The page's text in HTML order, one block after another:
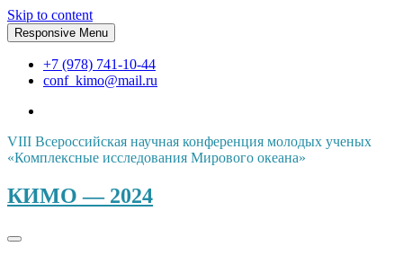
Skip to content
Responsive Menu
+7 (978) 741-10-44
conf_kimo@mail.ru
VIII Всероссийская научная конференция молодых ученых
«Комплексные исследования Мирового океана»
КИМО — 2024